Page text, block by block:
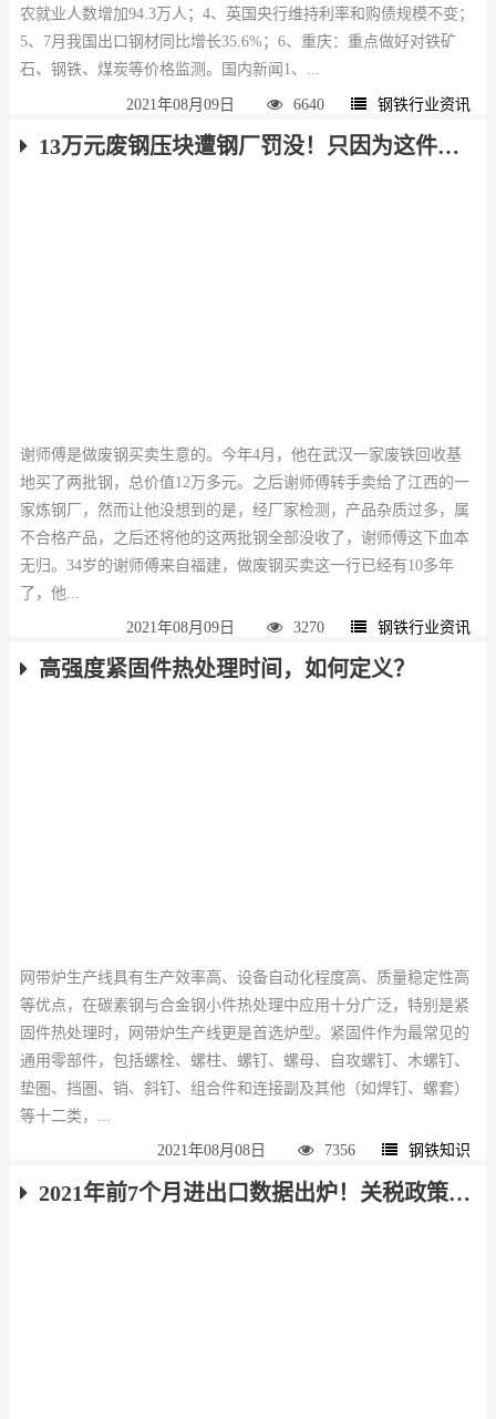
农就业人数增加94.3万人；4、英国央行维持利率和购债规模不变；
5、7月我国出口钢材同比增长35.6%；6、重庆：重点做好对铁矿
石、钢铁、煤炭等价格监测。国内新闻1、...
2021年08月09日 6640 钢铁行业资讯
13万元废钢压块遭钢厂罚没！只因为这件事……
谢师傅是做废钢买卖生意的。今年4月，他在武汉一家废铁回收基
地买了两批钢，总价值12万多元。之后谢师傅转手卖给了江西的一
家炼钢厂，然而让他没想到的是，经厂家检测，产品杂质过多，属
不合格产品，之后还将他的这两批钢全部没收了，谢师傅这下血本
无归。34岁的谢师傅来自福建，做废钢买卖这一行已经有10多年
了，他...
2021年08月09日 3270 钢铁行业资讯
高强度紧固件热处理时间，如何定义？
网带炉生产线具有生产效率高、设备自动化程度高、质量稳定性高
等优点，在碳素钢与合金钢小件热处理中应用十分广泛，特别是紧
固件热处理时，网带炉生产线更是首选炉型。紧固件作为最常见的
通用零部件，包括螺栓、螺柱、螺钉、螺母、自攻螺钉、木螺钉、
垫圏、挡圏、销、斜钉、组合件和连接副及其他（如焊钉、螺套）
等十二类，...
2021年08月08日 7356 钢铁知识
2021年前7个月进出口数据出炉！关税政策调整对钢材出口影响显现！